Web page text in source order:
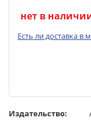
нет в
Есть ли доставка в
Издательство: